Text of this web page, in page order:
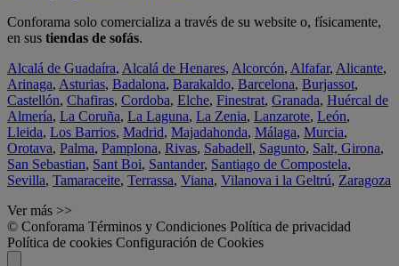
Conforama solo comercializa a través de su website o, físicamente,
en sus tiendas de sofás.
Alcalá de Guadaíra, Alcalá de Henares, Alcorcón, Alfafar, Alicante,
Arinaga, Asturias, Badalona, Barakaldo, Barcelona, Burjassot,
Castellón, Chafiras, Cordoba, Elche, Finestrat, Granada, Huércal de
Almería, La Coruña, La Laguna, La Zenia, Lanzarote, León,
Lleida, Los Barrios, Madrid, Majadahonda, Málaga, Murcia,
Orotava, Palma, Pamplona, Rivas, Sabadell, Sagunto, Salt, Girona,
San Sebastian, Sant Boi, Santander, Santiago de Compostela,
Sevilla, Tamaraceite, Terrassa, Viana, Vilanova i la Geltrú, Zaragoza
Ver más >>
© Conforama Términos y Condiciones Política de privacidad
Política de cookies Configuración de Cookies